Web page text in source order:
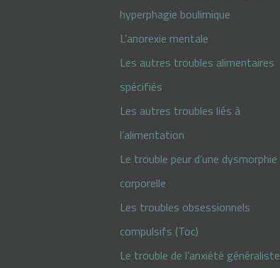
hyperphagie boulimique
L’anorexie mentale
Les autres troubles alimentaires
spécifiés
Les autres troubles liés à
l’alimentation
Le trouble peur d’une dysmorphie
corporelle
Les troubles obsessionnels
compulsifs (Toc)
Le trouble de l’anxiété généraliste